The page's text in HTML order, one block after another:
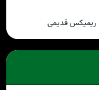
ریمیکس قدیمی